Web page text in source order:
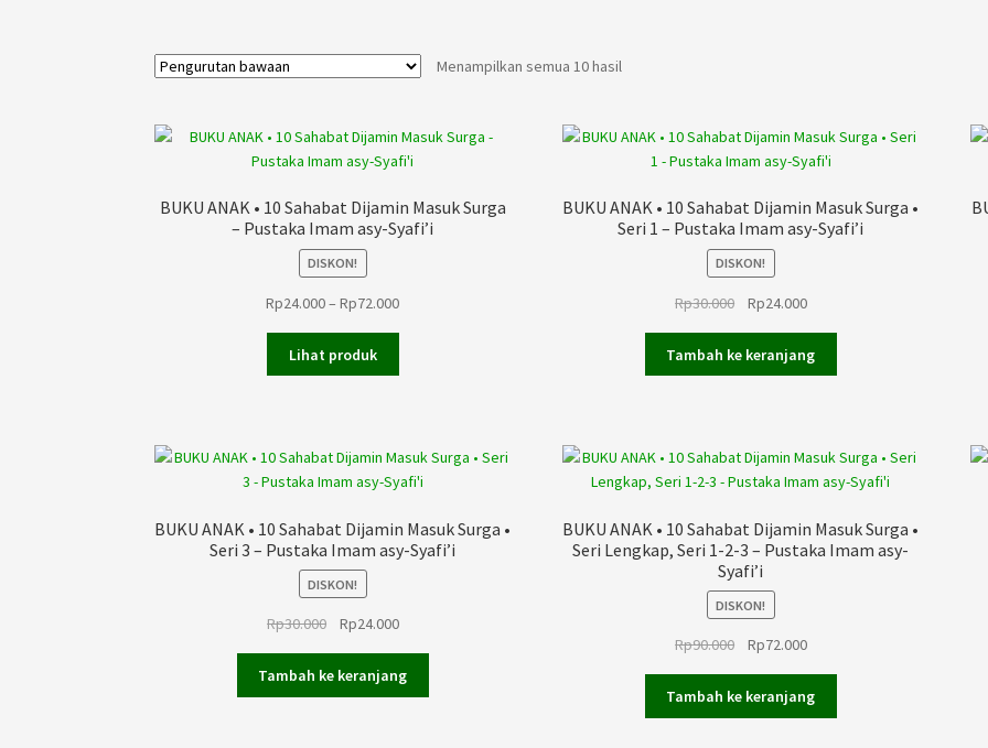
Menampilkan semua 10 hasil
BUKU ANAK • 10 Sahabat Dijamin Masuk Surga
– Pustaka Imam asy-Syafi’i
DISKON!
Rp24.000– Rp72.000Rentang
hingga
Lihat produk
BUKU ANAK • 10 Sahabat Dijamin Masuk Surga •
Seri 1 – Pustaka Imam asy-Syafi’i
DISKON!
Rp30.000
Harga
adalah:
Rp30.000.
Rp24.000Harga
ini
adalah:
Tambah ke keranjang
BUKU ANAK • 10 Sahabat Dijamin Masuk Surga •
Seri 3 – Pustaka Imam asy-Syafi’i
DISKON!
Rp30.000
Harga
adalah:
Rp30.000.
Rp24.000Harga
ini
adalah:
Tambah ke keranjang
BUKU ANAK • 10 Sahabat Dijamin Masuk Surga •
Seri Lengkap, Seri 1-2-3 – Pustaka Imam asy-
Syafi’i
DISKON!
Rp90.000
Harga
adalah:
Rp90.000.
Rp72.000Harga
ini
adalah:
Tambah ke keranjang